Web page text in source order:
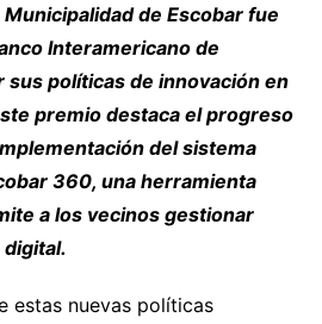
de Escobar fue
Interamericano de
sus políticas de innovación en
premio destaca el progreso
del sistema
360, una herramienta
a los vecinos gestionar
estas nuevas políticas